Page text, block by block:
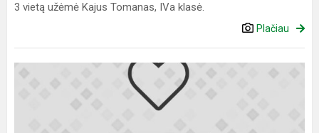
3 vietą užėmė Kajus Tomanas, IVa klasė.
Plačiau
Klaipėdos